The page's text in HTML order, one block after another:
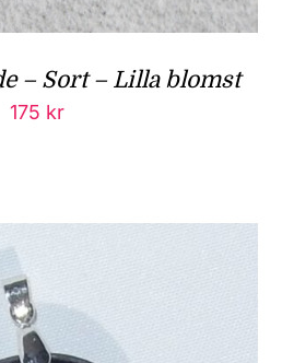
– Sort – Lilla blomst
175 kr